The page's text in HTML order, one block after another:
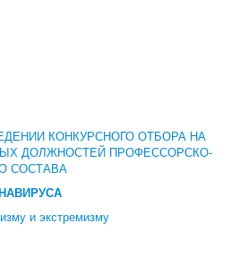
КОНКУРСНОГО ОТБОРА НА
ДОЛЖНОСТЕЙ ПРОФЕССОРСКО-
СОСТАВА
и экстремизму